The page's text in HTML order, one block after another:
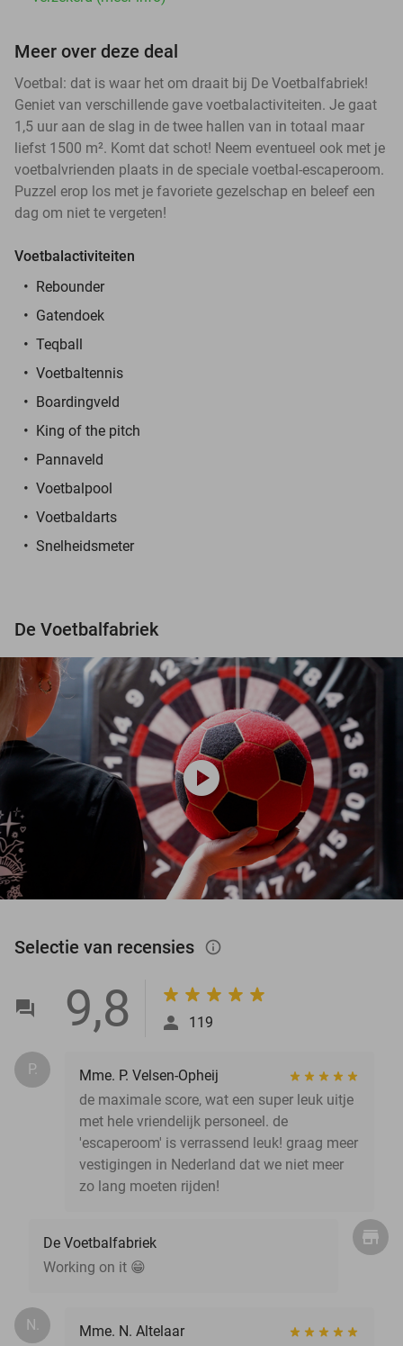
Meer over deze deal
Voetbal: dat is waar het om draait bij De Voetbalfabriek!
Geniet van verschillende gave voetbalactiviteiten. Je gaat
1,5 uur aan de slag in de twee hallen van in totaal maar
liefst 1500 m². Komt dat schot! Neem eventueel ook met je
voetbalvrienden plaats in de speciale voetbal-escaperoom.
Puzzel erop los met je favoriete gezelschap en beleef een
dag om niet te vergeten!
Voetbalactiviteiten
Rebounder
Gatendoek
Teqball
Voetbaltennis
Boardingveld
King of the pitch
Pannaveld
Voetbalpool
Voetbaldarts
Snelheidsmeter
De Voetbalfabriek
play_circle
Selectie van recensies info_outlined
9,8 119
P.
Mme. P. Velsen-Opheij
de maximale score, wat een super leuk uitje
met hele vriendelijk personeel. de
'escaperoom' is verrassend leuk! graag meer
vestigingen in Nederland dat we niet meer
zo lang moeten rijden!
De Voetbalfabriek
Working on it 😁
N. Mme. N. Altelaar